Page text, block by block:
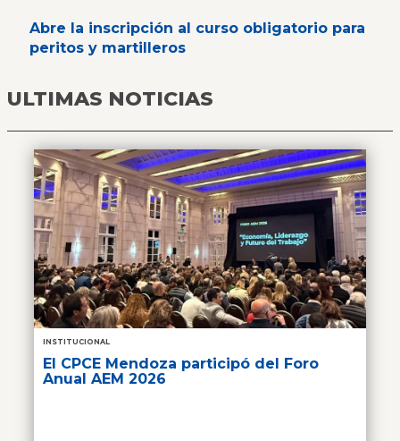
Abre la inscripción al curso obligatorio para
peritos y martilleros
ULTIMAS NOTICIAS
INSTITUCIONAL
El CPCE Mendoza participó del Foro
Anual AEM 2026